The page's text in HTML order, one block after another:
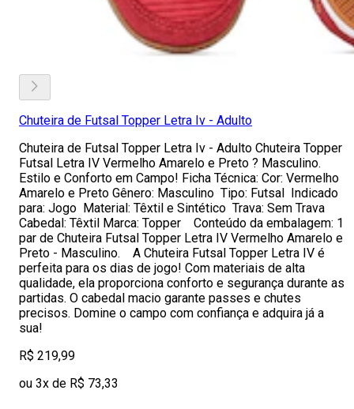
Chuteira de Futsal Topper Letra Iv - Adulto
Chuteira de Futsal Topper Letra Iv - Adulto Chuteira Topper
Futsal Letra IV Vermelho Amarelo e Preto ? Masculino.
Estilo e Conforto em Campo! Ficha Técnica: Cor: Vermelho
Amarelo e Preto Gênero: Masculino Tipo: Futsal Indicado
para: Jogo Material: Têxtil e Sintético Trava: Sem Trava
Cabedal: Têxtil Marca: Topper Conteúdo da embalagem: 1
par de Chuteira Futsal Topper Letra IV Vermelho Amarelo e
Preto - Masculino. A Chuteira Futsal Topper Letra IV é
perfeita para os dias de jogo! Com materiais de alta
qualidade, ela proporciona conforto e segurança durante as
partidas. O cabedal macio garante passes e chutes
precisos. Domine o campo com confiança e adquira já a
sua!
R$ 219,99
ou 3x de R$ 73,33